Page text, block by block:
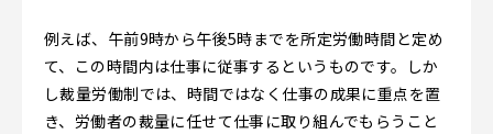
例えば、午前9時から午後5時までを所定労働時間と定め
て、この時間内は仕事に従事するというものです。しか
し裁量労働制では、時間ではなく仕事の成果に重点を置
き、労働者の裁量に任せて仕事に取り組んでもらうこと